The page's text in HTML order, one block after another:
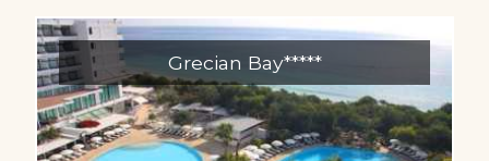
Grecian Bay*****